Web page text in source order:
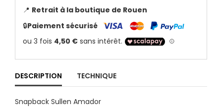
📍 Retrait à la boutique de Rouen
🔒Paiement sécurisé
DESCRIPTION TECHNIQUE
Snapback Sullen Amador